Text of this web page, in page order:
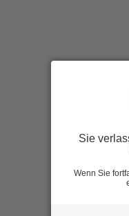
Sie
Wenn Sie